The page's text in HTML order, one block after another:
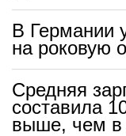
В Германии
на роковую
Средняя
составила
выше, чем в